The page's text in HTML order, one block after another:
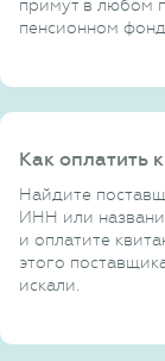
примут в любом
пенсионном
Как оплатить
Найдите
ИНН или
и оплатите
этого
искали.